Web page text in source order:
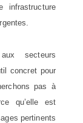
infrastructure
secteurs
concret pour
pas à
qu’elle est
pertinents